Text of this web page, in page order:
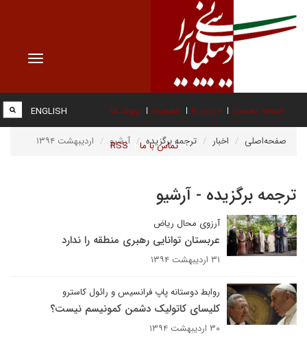
Toggle
صفحه نخست درباره ما عضویت پیوند ها
تماس با ما RSS
ENGLISH
صفحه‌اصلی اخبار ترجمه برگزیده آرشیو اردیبهشت ۱۳۹۴
ترجمه برگزیده - آرشیو
آرزوی محال ریاض
عربستان توانایی رهبری منطقه را ندارد
۳۱ اردیبهشت ۱۳۹۴
روابط دوستانه پاپ فرانسیس و رائول کاسترو
کلیسای کاتولیک دشمن کمونیسم نیست؟
۳۰ اردیبهشت ۱۳۹۴